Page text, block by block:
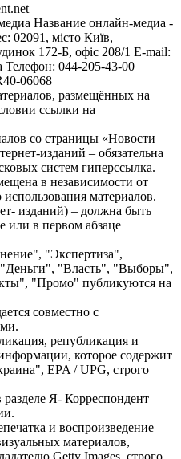
Название онлайн-медиа -
02091, місто Київ,
172-Б, офіс 208/1 E-mail:
Телефон: 044-205-43-00
06068
размещённых на
ссылки на
со страницы «Новости
изданий – обязательна
систем гиперссылка.
в независимости от
материалов.
изданий) – должна быть
или в первом абзаце
"Экспертиза",
"Власть", "Выборы",
"Промо" публикуются на
совместно с
републикация и
которое содержит
EPA / UPG, строго
Я- Корреспондент
и воспроизведение
материалов,
Getty Images, строго